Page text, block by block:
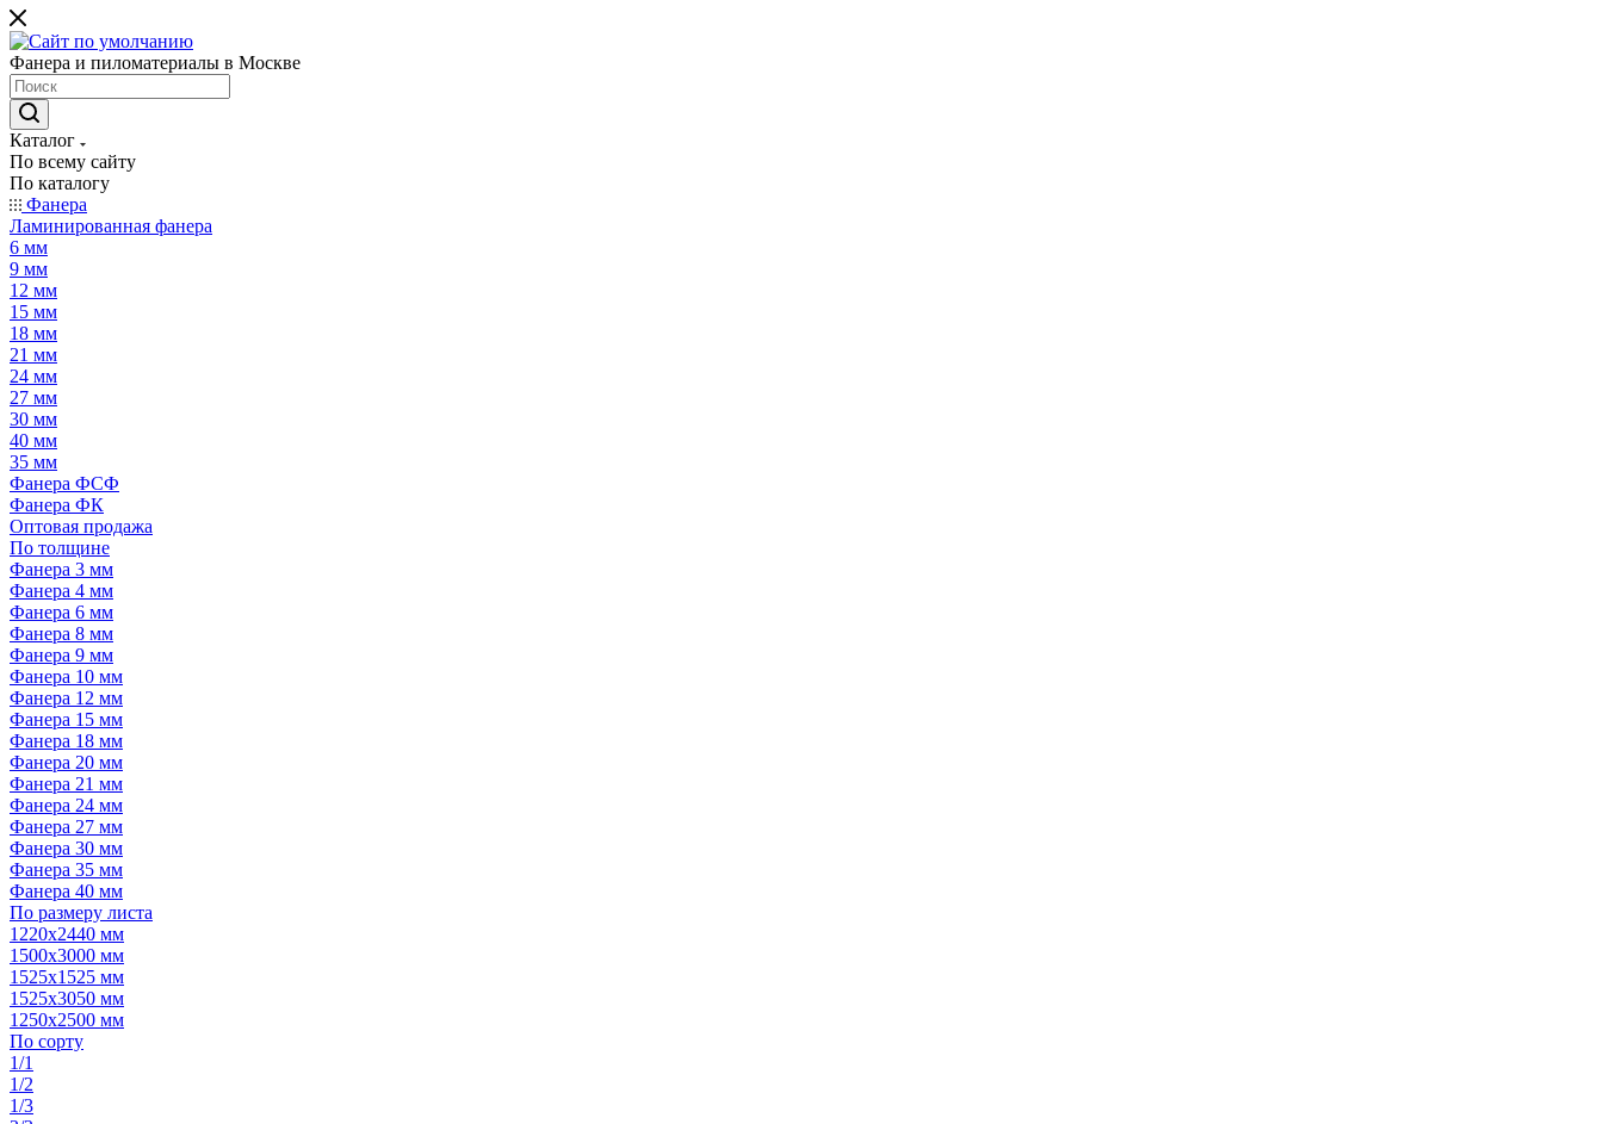
Фанера и пиломатериалы в Москве
Каталог
По всему сайту
По каталогу
Фанера
Ламинированная фанера
6 мм
9 мм
12 мм
15 мм
18 мм
21 мм
24 мм
27 мм
30 мм
40 мм
35 мм
Фанера ФСФ
Фанера ФК
Оптовая продажа
По толщине
Фанера 3 мм
Фанера 4 мм
Фанера 6 мм
Фанера 8 мм
Фанера 9 мм
Фанера 10 мм
Фанера 12 мм
Фанера 15 мм
Фанера 18 мм
Фанера 20 мм
Фанера 21 мм
Фанера 24 мм
Фанера 27 мм
Фанера 30 мм
Фанера 35 мм
Фанера 40 мм
По размеру листа
1220х2440 мм
1500х3000 мм
1525x1525 мм
1525х3050 мм
1250х2500 мм
По сорту
1/1
1/2
1/3